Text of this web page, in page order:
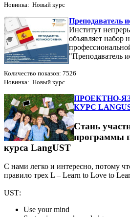
Новинка: Новый курс
Преподаватель
Институт
объявляет набор
"Преподаватель
Количество показов: 7526
Новинка: Новый курс
ПРОЕКТНО-
КУРС
Стань
программы
курса LangUST
С нами легко и интересно, потому
правило трех L – Learn to Love to
USТ:
Use your mind